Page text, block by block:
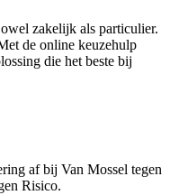
zakelijk als particulier.
de online keuzehulp
die het beste bij
af bij Van Mossel tegen
Risico.